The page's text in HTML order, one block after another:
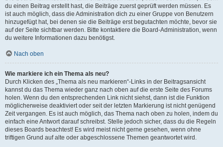
du einen Beitrag erstellt hast, die Beiträge zuerst geprüft werden müssen. Es
ist auch möglich, dass die Administration dich zu einer Gruppe von Benutzern
hinzugefügt hat, bei denen sie die Beiträge erst begutachten möchte, bevor sie
auf der Seite sichtbar werden. Bitte kontaktiere die Board-Administration, wenn
du weitere Informationen dazu benötigst.
Nach oben
Wie markiere ich ein Thema als neu?
Durch Klicken des „Thema als neu markieren“-Links in der Beitragsansicht
kannst du das Thema wieder ganz nach oben auf die erste Seite des Forums
holen. Wenn du den entsprechenden Link nicht siehst, dann ist die Funktion
möglicherweise deaktiviert oder seit der letzten Markierung ist nicht genügend
Zeit vergangen. Es ist auch möglich, das Thema nach oben zu holen, indem du
einfach eine Antwort darauf schreibst. Stelle jedoch sicher, dass du die Regeln
dieses Boards beachtest! Es wird meist nicht gerne gesehen, wenn ohne
triftigen Grund auf alte oder abgeschlossene Themen geantwortet wird.